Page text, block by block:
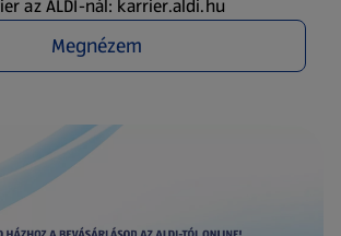
az ALDI-nál: karrier.aldi.hu
Megnézem